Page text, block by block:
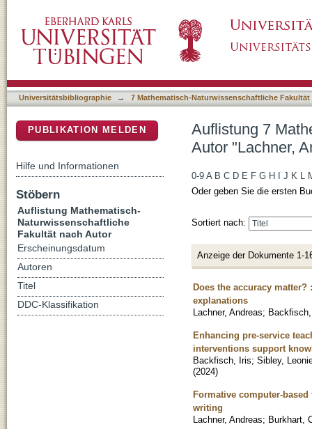
Universitätsbibliographie → 7 Mathematisch-Naturwissenschaftliche Fakultät
Auflistung 7
Autor "Lachner,
0-9 A B C D E F G H J K L
Oder geben Sie die ersten
Sortiert nach:
Anzeige der Dokumente 1-
Does the accuracy
explanations
Lachner, Andreas;
Enhancing pre-service
interventions support
Backfisch, Iris; Sibley,
(2024)
Formative computer-
writing
Lachner, Andreas; Burkhart,
PUBLIKATION MELDEN
Hilfe und Informationen
Stöbern
Auflistung Mathematisch-
Naturwissenschaftliche
Fakultät nach Autor
Erscheinungsdatum
Autoren
Titel
DDC-Klassifikation